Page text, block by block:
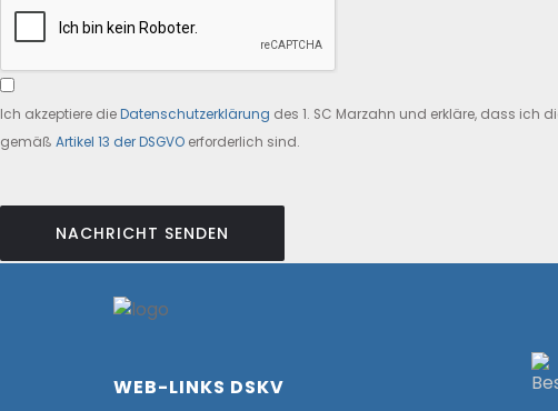
Ich akzeptiere dieDatenschutzerklärung des 1. SC Marzahn und erkläre, dass ich
gemäß Artikel 13 der DSGVO erforderlich sind.
NACHRICHT SENDEN
WEB-LINKS DSKV